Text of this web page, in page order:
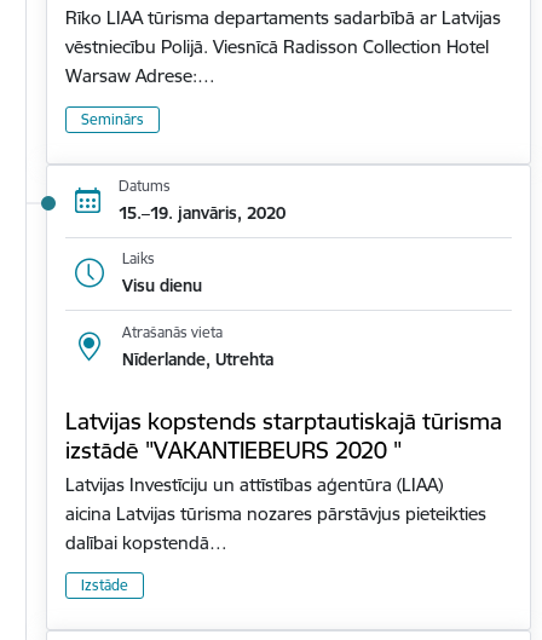
Rīko LIAA tūrisma departaments sadarbībā ar Latvijas
vēstniecību Polijā. Viesnīcā Radisson Collection Hotel
Warsaw Adrese:…
Seminārs
Datums
15.–19. janvāris, 2020
Laiks
Visu dienu
Atrašanās vieta
Nīderlande, Utrehta
Latvijas kopstends starptautiskajā tūrisma
izstādē "VAKANTIEBEURS 2020 "
Latvijas Investīciju un attīstības aģentūra (LIAA)
aicina Latvijas tūrisma nozares pārstāvjus pieteikties
dalībai kopstendā…
Izstāde